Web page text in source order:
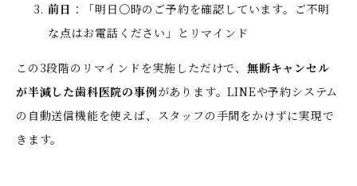
前日 ：「明日〇時のご予約を確認しています。ご不明
な点はお電話ください」とリマインド
この3段階のリマインドを実施しただけで、 無断キャンセル
が半減した歯科医院の事例があります。LINEや予約システム
の自動送信機能を使えば、スタッフの手間をかけずに実現で
きます。